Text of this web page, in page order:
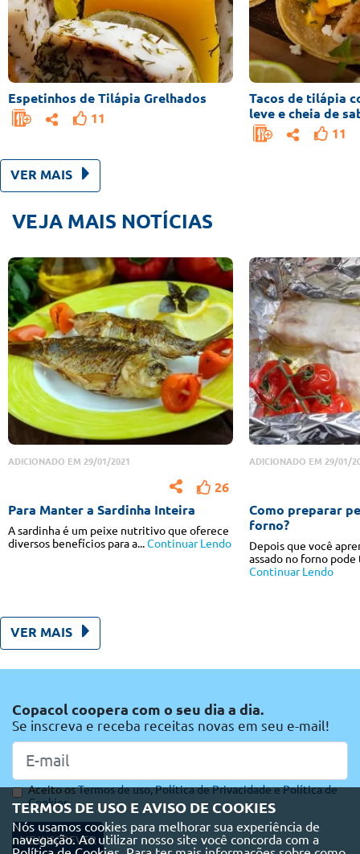
Espetinhos de Tilápia Grelhados
11
Tacos de tilápia
leve e cheia de
11
VER MAIS
VEJA MAIS NOTÍCIAS
ADICIONADO EM 29/01/2021
26
Para Manter a Sardinha Inteira
A sardinha é um peixe nutritivo que oferece
diversos benefícios para a...Continuar Lendo
ADICIONADO EM 29/01/
Como preparar
forno?
Depois que você
assado no forno
Continuar Lendo
VER MAIS
TERMOS DE USO E AVISO DE COOKIES
Nós usamos cookies para melhorar sua experiência de
navegação. Ao utilizar nosso site você concorda com a
Copacol coopera com o seu dia a dia.
Se inscreva e receba receitas novas em seu e-mail!
Aceito osTermos de uso,Política de Privacidade ePolítica de
Cookies
ME INSCREVER